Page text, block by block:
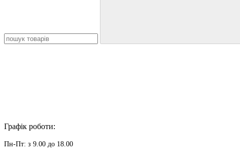
Графік роботи:
Пн-Пт: з 9.00 до 18.00